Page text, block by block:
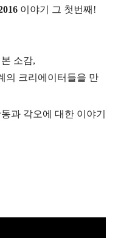
이야기 그 첫번째 !
소감,
의 크리에이터들을 만
과 각오에 대한 이야기